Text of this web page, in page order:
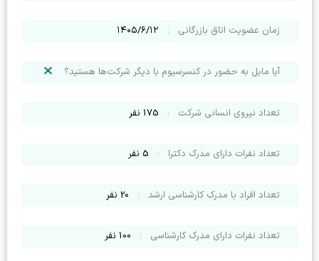
زمان عضویت اتاق بازرگانی : ۱۴۰۵/۶/۱۲
آیا مایل به حضور در کنسرسیوم با دیگر شرکت‌ها هستید؟
تعداد نیروی انسانی شرکت :
175 نفر
تعداد نفرات دارای مدرک دکترا :
5 نفر
تعداد افراد با مدرک کارشناسی ارشد :
20 نفر
تعداد نفرات دارای مدرک کارشناسی :
100 نفر